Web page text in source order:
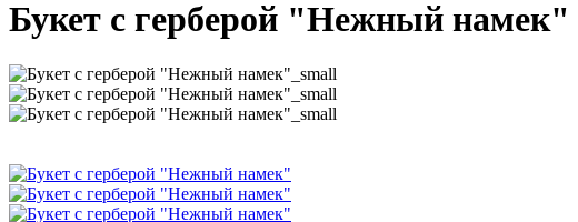
Букет с герберой "Нежный намек"